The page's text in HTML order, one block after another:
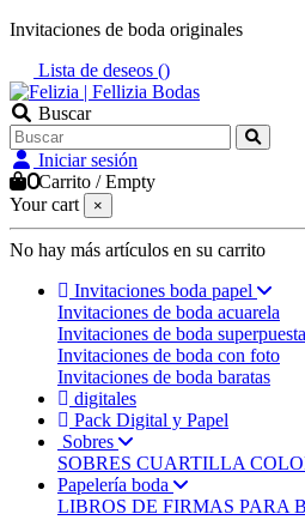
Invitaciones de boda originales
Lista de deseos ()
Buscar
Iniciar sesión
0Carrito /Empty
Your cart
×
No hay más artículos en su carrito
Invitaciones boda papel
Invitaciones de boda acuarela
Invitaciones de boda
Invitaciones de boda con foto
Invitaciones de boda baratas
digitales
Pack Digital y Papel
Sobres
SOBRES CUARTILLA
Papelería boda
LIBROS DE FIRMAS PARA